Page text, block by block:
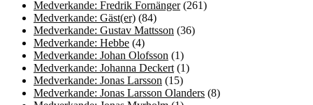
Medverkande: Fredrik Fornänger(261)
Medverkande: Gäst(er) (84)
Medverkande: Gustav Mattsson (36)
Medverkande: Hebbe (4)
Medverkande: Johan Olofsson (1)
Medverkande: Johanna Deckert (1)
Medverkande: Jonas Larsson (15)
Medverkande: Jonas Larsson Olanders (8)